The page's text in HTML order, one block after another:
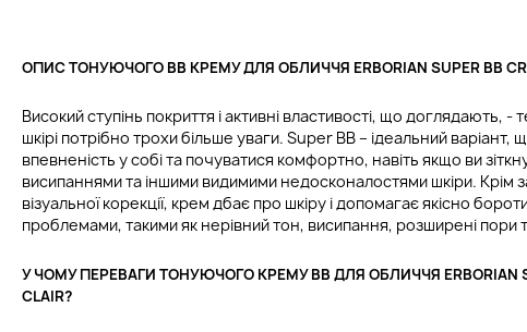
ОПИС ТОНУЮЧОГО BB КРЕМУ ДЛЯ ОБЛИЧЧЯ ERBORIAN SUPER ВВ
Високий ступінь покриття і активні властивості, що доглядають, -
шкірі потрібно трохи більше уваги. Super BB – ідеальний варіант,
впевненість у собі та почуватися комфортно, навіть якщо ви
висипаннями та іншими видимими недосконалостями шкіри. Крім
візуальної корекції, крем дбає про шкіру і допомагає якісно
проблемами, такими як нерівний тон, висипання, розширені пори
У ЧОМУ ПЕРЕВАГИ ТОНУЮЧОГО КРЕМУ BB ДЛЯ ОБЛИЧЧЯ ERBORIAN
CLAIR?